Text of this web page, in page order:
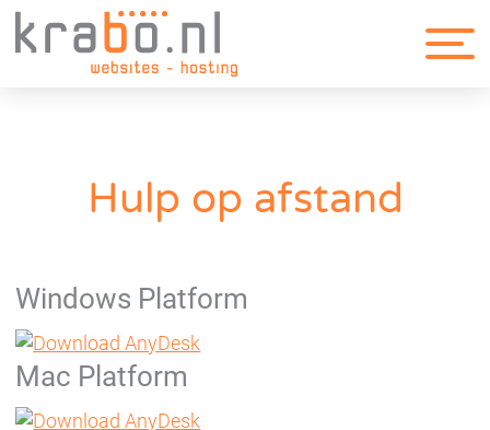
Hulp op afstand
Windows Platform
Mac Platform